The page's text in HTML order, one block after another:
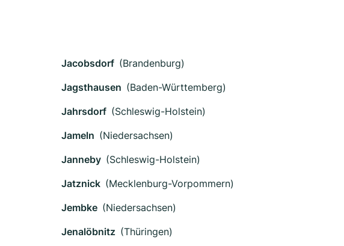
Jacobsdorf (Brandenburg)
Jagsthausen (Baden-Württemberg)
Jahrsdorf (Schleswig-Holstein)
Jameln (Niedersachsen)
Janneby (Schleswig-Holstein)
Jatznick (Mecklenburg-Vorpommern)
Jembke (Niedersachsen)
Jenalöbnitz (Thüringen)